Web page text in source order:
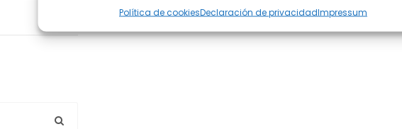
Política de cookiesDeclaración de privacidadImpressum